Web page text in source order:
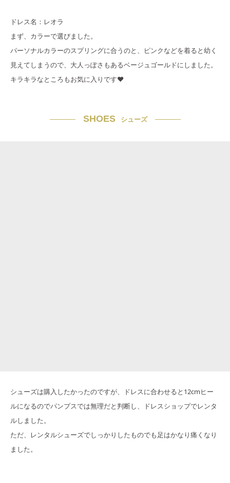
ドレス名：レオラ
まず、カラーで選びました。
パーソナルカラーのスプリングに合うのと、ピンクなどを着ると幼く
見えてしまうので、大人っぽさもあるベージュゴールドにしました。
キラキラなところもお気に入りです♥
SHOES シューズ
シューズは購入したかったのですが、ドレスに合わせると12cmヒー
ルになるのでパンプスでは無理だと判断し、ドレスショップでレンタ
ルしました。
ただ、レンタルシューズでしっかりしたものでも足はかなり痛くなり
ました。